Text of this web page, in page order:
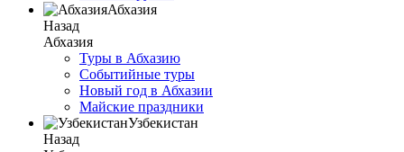
Абхазия
Назад
Абхазия
Туры в Абхазию
Событийные туры
Новый год в Абхазии
Майские праздники
Узбекистан
Назад